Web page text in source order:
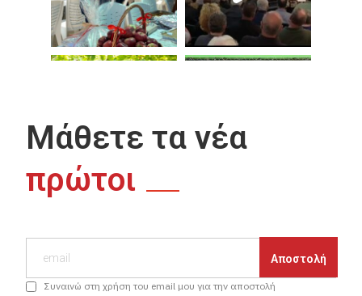
Μάθετε τα νέα
πρώτοι
Συναινώ στη χρήση του email μου για την αποστολή